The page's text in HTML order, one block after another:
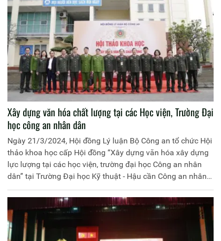
Xây dựng văn hóa chất lượng tại các Học viện, Trường Đại
học công an nhân dân
Ngày 21/3/2024, Hội đồng Lý luận Bộ Công an tổ chức Hội
thảo khoa học cấp Hội đồng “Xây dựng văn hóa xây dựng
lực lượng tại các học viện, trường đại học Công an nhân
dân” tại Trường Đại học Kỹ thuật - Hậu cần Công an nhân
dân (T07). Chủ trì Hội thảo khoa học do đồng chí Đại tá, TS
Đinh Ngọc Khoa, Hiệu trưởng T07 thừa ủy quyền của đồng
chí Trung tướng, TS Lê Quốc Hùng, Ủy viên Ban Chấp hành
Trung ương Đảng, Ủy viên Ban Thường vụ Đảng ủy Công
an Trung ương, Phó Chủ tịch Hội đồng Lý luận Bộ Công an,